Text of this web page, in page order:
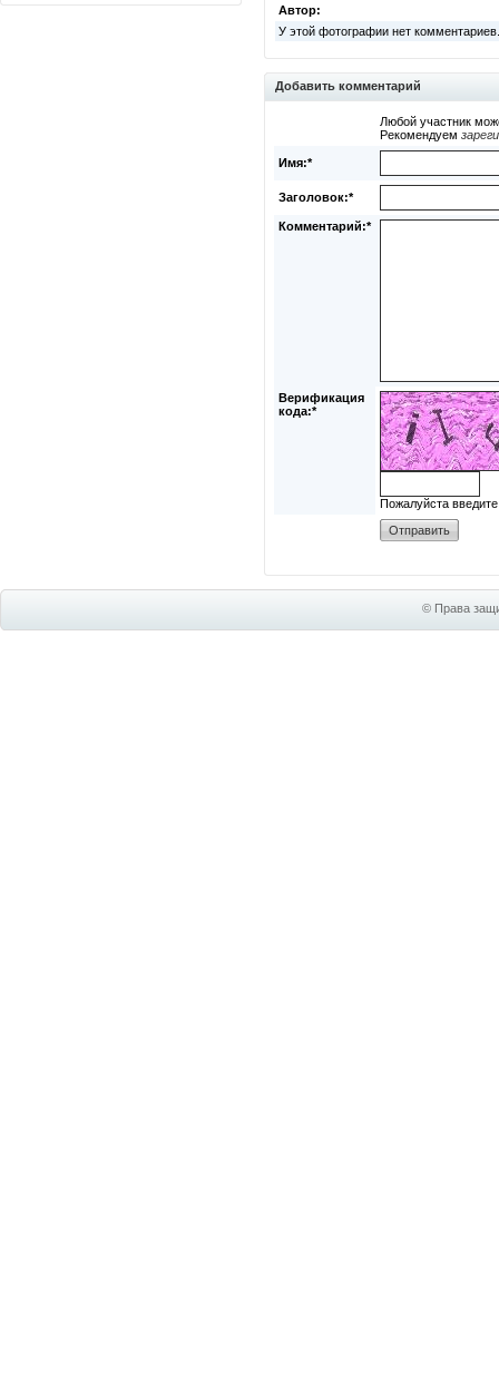
Автор:
У этой фотографии нет комментариев.
Добавить комментарий
Любой участник
Рекомендуем
Имя:*
Заголовок:*
Комментарий:*
Верификация
кода:*
Пожалуйста
© Права